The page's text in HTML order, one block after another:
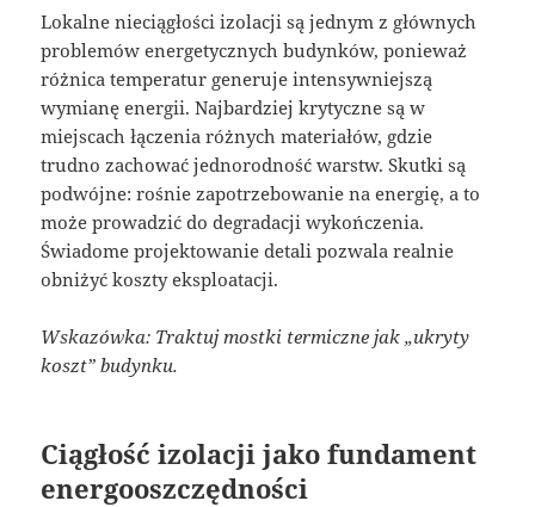
Lokalne nieciągłości izolacji są jednym z głównych
problemów energetycznych budynków, ponieważ
różnica temperatur generuje intensywniejszą
wymianę energii. Najbardziej krytyczne są w
miejscach łączenia różnych materiałów, gdzie
trudno zachować jednorodność warstw. Skutki są
podwójne: rośnie zapotrzebowanie na energię, a to
może prowadzić do degradacji wykończenia.
Świadome projektowanie detali pozwala realnie
obniżyć koszty eksploatacji.
Wskazówka: Traktuj mostki termiczne jak „ukryty
koszt” budynku.
Ciągłość izolacji jako fundament
energooszczędności